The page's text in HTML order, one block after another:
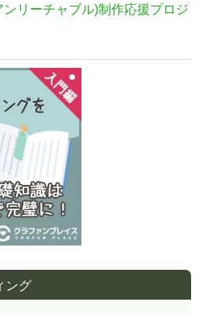
リーチャブル)制作応援プロジ
ング